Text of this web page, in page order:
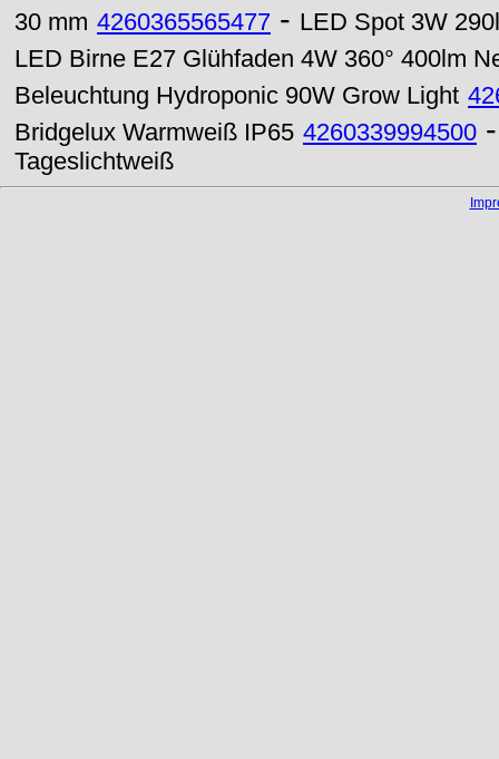
30 mm 4260365565477 - LED Spot 3W
LED Birne E27 Glühfaden 4W 360° 400lm
Beleuchtung Hydroponic 90W Grow Light
Bridgelux Warmweiß IP65 4260339994500
Tageslichtweiß